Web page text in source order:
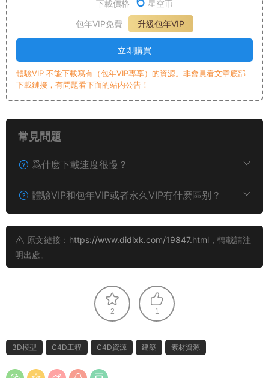
下載價格
星空币
包年VIP免費
升級包年VIP
立即購買
體驗VIP 不能下載寫有（包年VIP專享）的資源。非會員看文章底部
下載鏈接，有問題看下面的站内公告！
常見問題
爲什麽下載速度很慢？
體驗VIP和包年VIP或者永久VIP有什麽區别？
原文鏈接： https://www.didixk.com/19847.html ，轉載請注
明出處。
2 1
3D模型 C4D工程 C4D資源 建築 素材資源